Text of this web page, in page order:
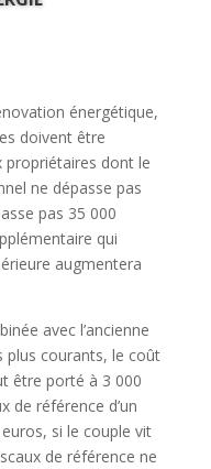
énergétique,
doivent être
propriétaires dont le
ne dépasse pas
pas 35 000
qui
augmentera
avec l’ancienne
plus courants, le coût
être porté à 3 000
de référence d’un
si le couple vit
de référence ne